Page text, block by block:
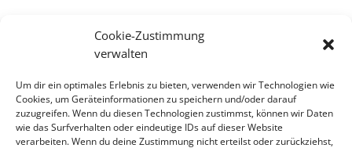
Cookie-Zustimmung
verwalten
Um dir ein optimales Erlebnis zu bieten, verwenden wir Technologien wie
Cookies, um Geräteinformationen zu speichern und/oder darauf
zuzugreifen. Wenn du diesen Technologien zustimmst, können wir Daten
wie das Surfverhalten oder eindeutige IDs auf dieser Website
verarbeiten. Wenn du deine Zustimmung nicht erteilst oder zurückziehst,
Mt 6,33 lesen wir: Trachtet zuerst nach
Gottes und nach seiner Gerechtigkeit, so wird euch
In diesem Sinn grüßt
Euch Eure